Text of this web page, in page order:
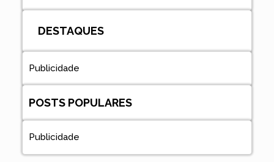
DESTAQUES
Publicidade
POSTS POPULARES
Publicidade